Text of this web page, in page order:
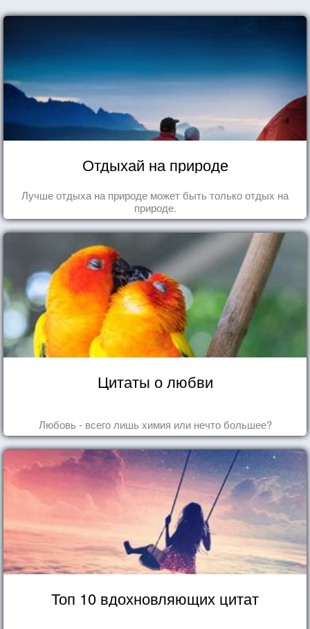
Отдыхай на природе
Лучше отдыха на природе может быть только отдых на
природе.
Цитаты о любви
Любовь - всего лишь химия или нечто большее?
Топ 10 вдохновляющих цитат